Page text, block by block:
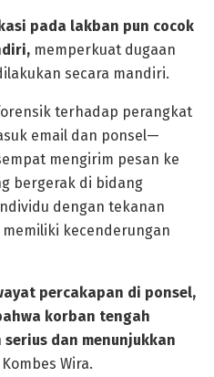
pada lakban pun cocok
memperkuat dugaan
secara mandiri.
terhadap perangkat
email dan ponsel—
mengirim pesan ke
bergerak di bidang
dengan tekanan
kecenderungan
percakapan di ponsel,
korban tengah
dan menunjukkan
Wira.